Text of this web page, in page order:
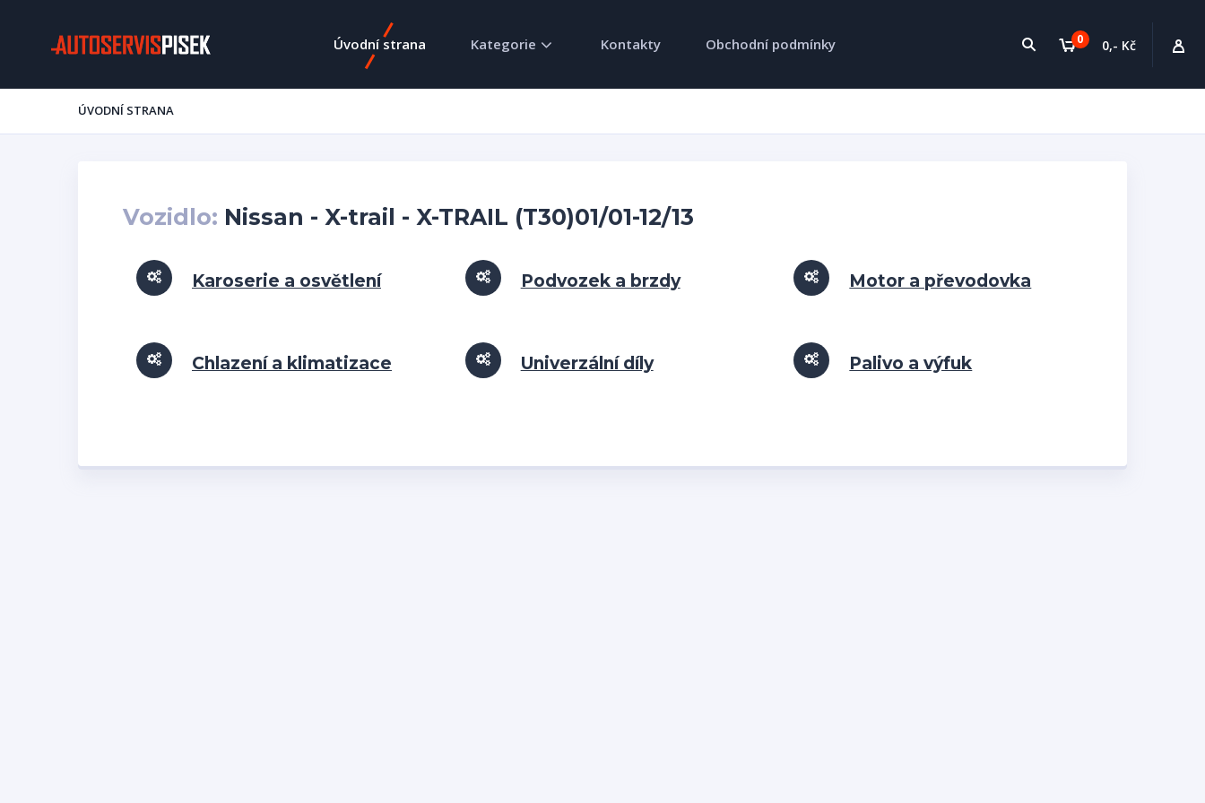
0 0,- Kč
Úvodní strana Kategorie Kontakty Obchodní podmínky
ÚVODNÍ STRANA
Vozidlo: Nissan - X-trail - X-TRAIL (T30)01/01-12/13
Karoserie a osvětlení Podvozek a brzdy Motor a převodovka
Chlazení a klimatizace Univerzální díly Palivo a výfuk